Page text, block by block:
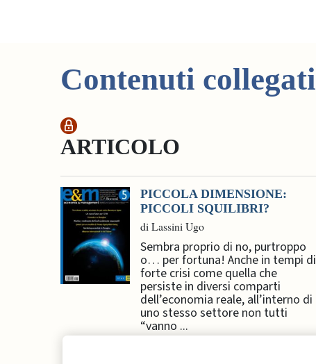
Contenuti collegati
ARTICOLO
PICCOLA DIMENSIONE:
PICCOLI SQUILIBRI?
di Lassini Ugo
Sembra proprio di no, purtroppo
o… per fortuna! Anche in tempi di
forte crisi come quella che
persiste in diversi comparti
dell’economia reale, all’interno di
uno stesso settore non tutti
“vanno ...